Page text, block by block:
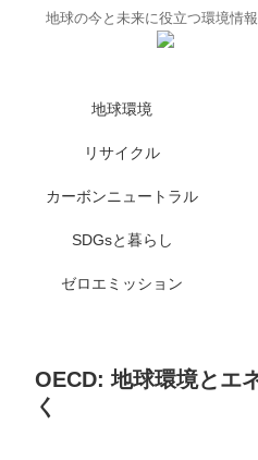
地球の今と未来に役立つ環境情
地球環境
リサイクル
カーボンニュートラル
SDGsと暮らし
ゼロエミッション
OECD: 地球環境とエ
く